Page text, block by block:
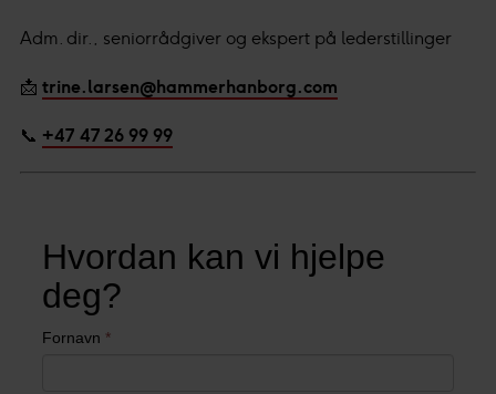
Adm. dir., seniorrådgiver og ekspert på lederstillinger
📩 trine.larsen@hammerhanborg.com
📞 +47 47 26 99 99